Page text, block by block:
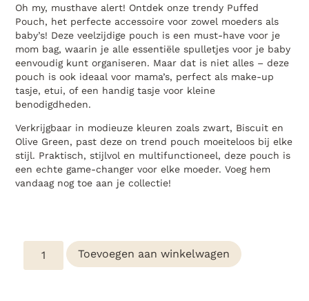
Oh my, musthave alert! Ontdek onze trendy Puffed
Pouch, het perfecte accessoire voor zowel moeders als
baby’s! Deze veelzijdige pouch is een must-have voor je
mom bag, waarin je alle essentiële spulletjes voor je baby
eenvoudig kunt organiseren. Maar dat is niet alles – deze
pouch is ook ideaal voor mama’s, perfect als make-up
tasje, etui, of een handig tasje voor kleine
benodigdheden.
Verkrijgbaar in modieuze kleuren zoals zwart, Biscuit en
Olive Green, past deze on trend pouch moeiteloos bij elke
stijl. Praktisch, stijlvol en multifunctioneel, deze pouch is
een echte game-changer voor elke moeder. Voeg hem
vandaag nog toe aan je collectie!
Toevoegen aan winkelwagen